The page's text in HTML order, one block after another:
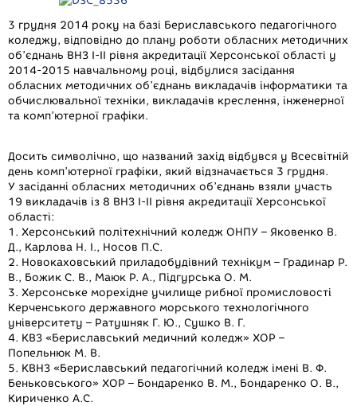
e
b
o
o
s
e
n
g
e
g
r
a
e
r
t
s
A
p
l
3 грудня 2014 року на базі Бериславського педагогічного
коледжу, відповідно до плану роботи обласних методичних
об’єднань ВНЗ І-ІІ рівня акредитації Херсонської області у
2014-2015 навчальному році, відбулися засідання
обласних методичних об’єднань викладачів інформатики та
обчислювальної техніки, викладачів креслення, інженерної
та комп’ютерної графіки.
Досить символічно, що названий захід відбувся у Всесвітній
день комп’ютерної графіки, який відзначається 3 грудня.
У засіданні обласних методичних об’єднань взяли участь
19 викладачів із 8 ВНЗ І-ІІ рівня акредитації Херсонської
області:
1. Херсонський політехнічний коледж ОНПУ – Яковенко В.
Д., Карлова Н. І., Носов П.С.
2. Новокаховський приладобудівний технікум – Градинар Р.
В., Божик С. В., Маюк Р. А., Підгурська О. М.
3. Херсонське морехідне училище рибної промисловості
Керченського державного морського технологічного
університету – Ратушняк Г. Ю., Сушко В. Г.
4. КВЗ «Бериславський медичний коледж» ХОР –
Попельнюк М. В.
5. КВНЗ «Бериславський педагогічний коледж імені В. Ф.
Беньковського» ХОР – Бондаренко В. М., Бондаренко О. В.,
Кириченко А.С.